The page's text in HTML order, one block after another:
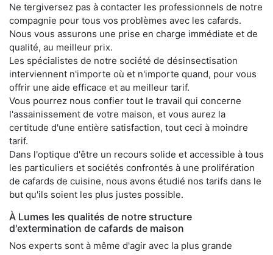
Ne tergiversez pas à contacter les professionnels de notre
compagnie pour tous vos problèmes avec les cafards.
Nous vous assurons une prise en charge immédiate et de
qualité, au meilleur prix.
Les spécialistes de notre société de désinsectisation
interviennent n'importe où et n'importe quand, pour vous
offrir une aide efficace et au meilleur tarif.
Vous pourrez nous confier tout le travail qui concerne
l'assainissement de votre maison, et vous aurez la
certitude d'une entière satisfaction, tout ceci à moindre
tarif.
Dans l'optique d'être un recours solide et accessible à tous
les particuliers et sociétés confrontés à une prolifération
de cafards de cuisine, nous avons étudié nos tarifs dans le
but qu'ils soient les plus justes possible.
À Lumes les qualités de notre structure
d'extermination de cafards de maison
Nos experts sont à même d'agir avec la plus grande